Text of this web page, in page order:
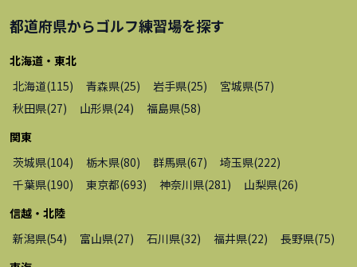
都道府県からゴルフ練習場を探す
北海道・東北
北海道(115) 青森県(25) 岩手県(25) 宮城県(57)
秋田県(27) 山形県(24) 福島県(58)
関東
茨城県(104) 栃木県(80) 群馬県(67) 埼玉県(222)
千葉県(190) 東京都(693) 神奈川県(281) 山梨県(26)
信越・北陸
新潟県(54) 富山県(27) 石川県(32) 福井県(22) 長野県(75)